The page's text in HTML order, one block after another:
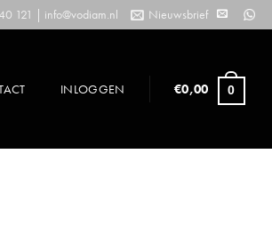
121 | info@vodiam.nl Nieuwsbrief
INLOGGEN €0,00 0